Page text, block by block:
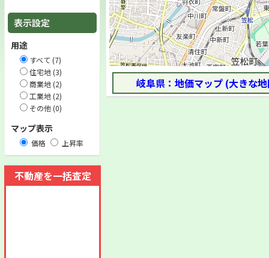
表示設定
用途
すべて (7)
住宅地 (3)
商業地 (2)
工業地 (2)
その他 (0)
マップ表示
価格 上昇率
不動産を一括査定
岐阜県：地価マップ (大きな